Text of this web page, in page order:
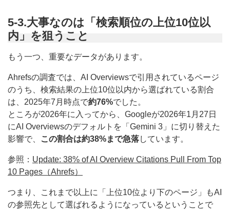
5-3.大事なのは「検索順位の上位10位以
内」を狙うこと
もう一つ、重要なデータがあります。
Ahrefsの調査では、AI Overviewsで引用されているページ
のうち、検索結果の上位10位以内から選ばれている割合
は、2025年7月時点で約76%でした。
ところが2026年に入ってから、Googleが2026年1月27日
にAI Overviewsのデフォルトを「Gemini 3」に切り替えた
影響で、
この割合は約38%まで急落しています。
参照： Update: 38% of AI Overview Citations Pull From Top
10 Pages（Ahrefs）
つまり、これまで以上に「上位10位より下のページ」もAI
の参照先として選ばれるようになっているということで